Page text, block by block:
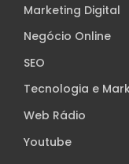
Marketing Digital
Negócio Online
SEO
Tecnologia e
Web Rádio
Youtube